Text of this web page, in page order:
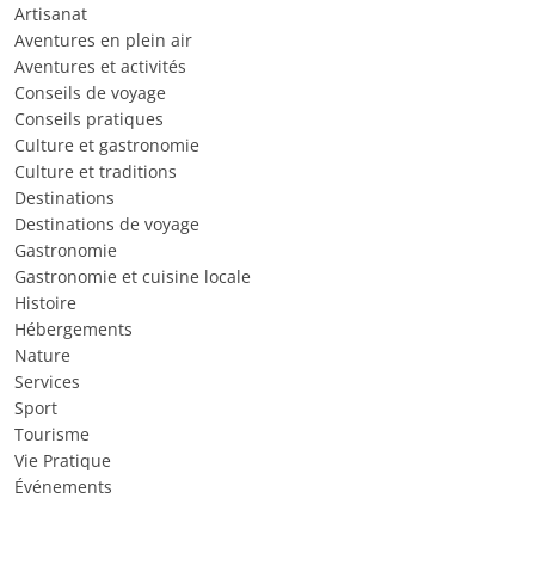
Artisanat
Aventures en plein air
Aventures et activités
Conseils de voyage
Conseils pratiques
Culture et gastronomie
Culture et traditions
Destinations
Destinations de voyage
Gastronomie
Gastronomie et cuisine locale
Histoire
Hébergements
Nature
Services
Sport
Tourisme
Vie Pratique
Événements